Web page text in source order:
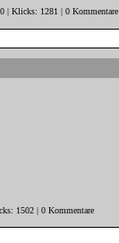
| Klicks: 1281 | 0 Kommentare
1502 | 0 Kommentare